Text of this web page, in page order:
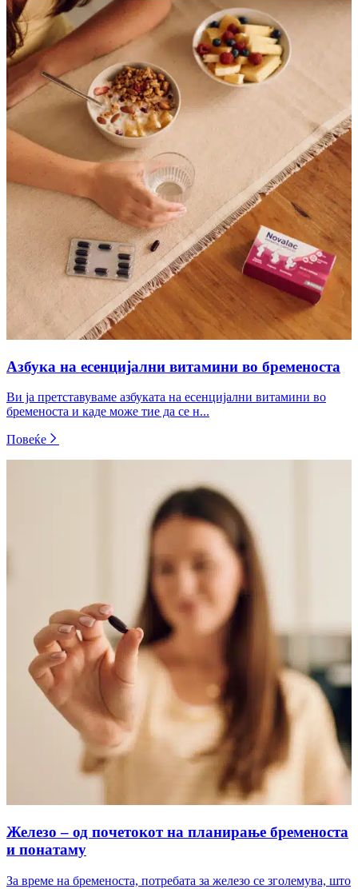
Азбука на есенцијални витамини во бременоста
Ви ја претставуваме азбуката на есенцијални витамини во
бременоста и каде може тие да се н...
Повеќе
Железо – од почетокот на планирање бременоста
и понатаму
За време на бременоста, потребата за железо се зголемува, што